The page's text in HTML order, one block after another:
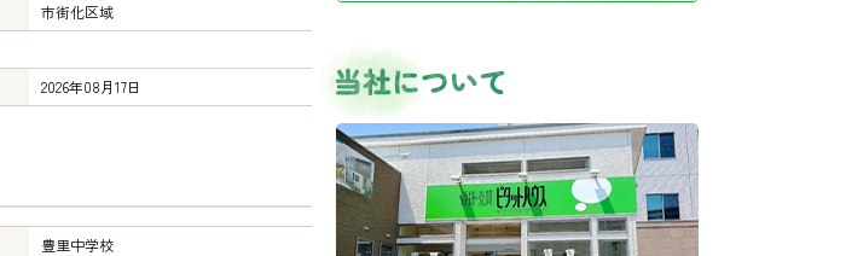
市街化区域
2026年08月17日
豊里中学校